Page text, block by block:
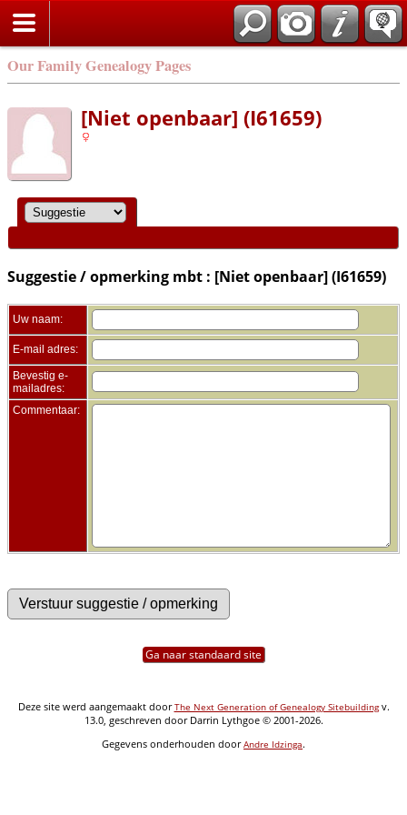
Our Family Genealogy Pages
[Niet openbaar] (I61659)
Suggestie / opmerking mbt : [Niet openbaar] (I61659)
Uw naam:
E-mail adres:
Bevestig e-
mailadres:
Commentaar:
Ga naar standaard site
Deze site werd aangemaakt doorThe Next Generation of Genealogy Sitebuildingv.
13.0, geschreven door Darrin Lythgoe © 2001-2026.
Gegevens onderhouden doorAndre Idzinga.